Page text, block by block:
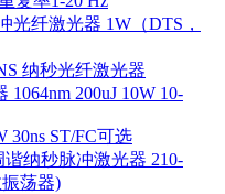
光纤激光器 1W（DTS，
纳秒光纤激光器
200uJ 10W 10-
30ns ST/FC可选
纳秒脉冲激光器 210-
振荡器)